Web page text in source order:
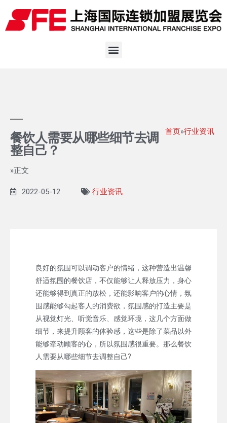
餐饮人需要从哪些细节去调
整自己？
首页»行业资讯
»正文
2022-05-12 行业资讯
良好的氛围可以调动客户的情绪，这种营造出温馨
舒适氛围的餐饮店，不仅能够让人释放压力，身心
还能够得到真正的放松，还能影响客户的心情，氛
围感能够勾起客人的消费欲，氛围感的打造主要是
从视觉灯光、听觉音乐、感觉环境，这几个方面做
细节，来提升顾客的体验感，这些是除了菜品以外
能够牵动顾客的心，所以氛围感很重要。那么餐饮
人需要从哪些细节去调整自己?